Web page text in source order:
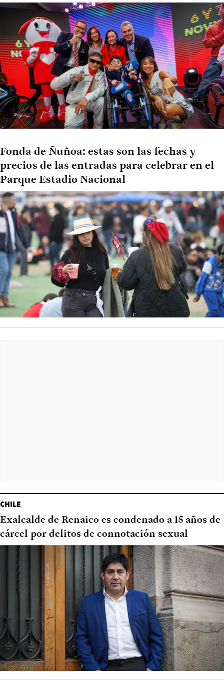
Fonda de Ñuñoa: estas son las fechas y
precios de las entradas para celebrar en el
Parque Estadio Nacional
CHILE
Exalcalde de Renaico es condenado a 15 años de
cárcel por delitos de connotación sexual